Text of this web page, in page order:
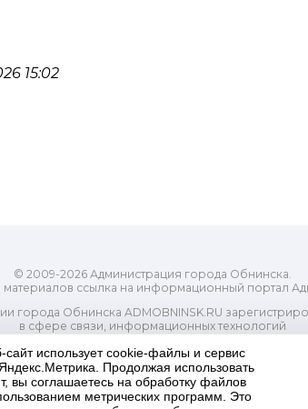
15:02
© 2009-2026 Администрация города Обнинска.
ссылка на информационный портал
города Обнинска ADMOBNINSK.RU
в сфере связи, информационных технологий
Свидетельство о регистрации Эл № ФС77-73321
орган) городского округа
электронной почты Редакции:
Телефон Редакции: +7 (484) 395-85-85
сайт использует cookie-файлы и сервис
Яндекс.Метрика. Продолжая использовать
вы соглашаетесь на обработку файлов
метрических программ. Это